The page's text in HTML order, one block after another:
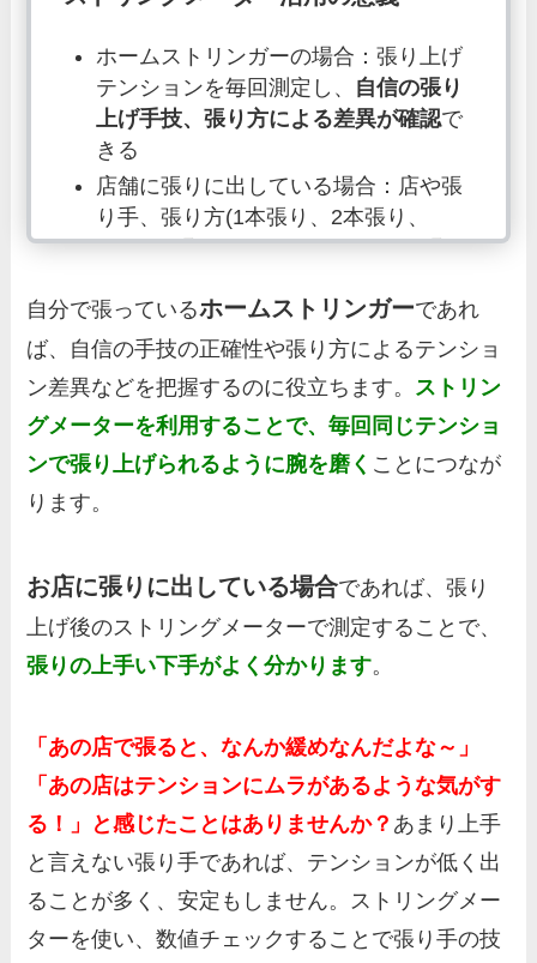
ホームストリンガーの場合：張り上げ
テンションを毎回測定し、 自信の張り
上げ手技、張り方による差異が確認で
きる
店舗に張りに出している場合：店や張
り手、張り方(1本張り、2本張り、
GOSEN張り、ATWなど)によって張り
か把握できる＝張り手の特徴が把握で
きる
ストリング張り上げ後の経時的なテン
ション低下を把握し、
張り替え時期の
参考 にする
張りムラの確認をする（左右差がない
か、部分的に緩みがないか等）
確認できる
自分で張っているホームストリンガーであれ
ば、自信の手技の正確性や張り方によるテンショ
ン差異などを把握するのに役立ちます。 ストリン
グメーターを利用することで、毎回同じテンショ
ンで張り上げられるように腕を磨く ことにつなが
ります。
お店に張りに出している場合であれば、張り
上げ後のストリングメーターで測定することで、
張りの上手い下手がよく分かります。
「あの店で張ると、なんか緩めなんだよな～」
「あの店はテンションにムラがあるような気がす
る！」と感じたことはありませんか？ あまり上手
と言えない張り手であれば、テンションが低く出
ることが多く、安定もしません。ストリングメー
ターを使い、数値チェックすることで張り手の技